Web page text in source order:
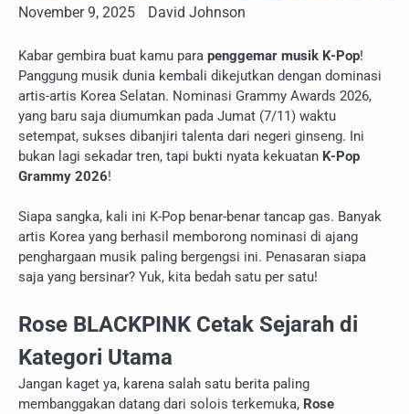
November 9, 2025 David Johnson
Kabar gembira buat kamu para penggemar musik K-Pop!
Panggung musik dunia kembali dikejutkan dengan dominasi
artis-artis Korea Selatan. Nominasi Grammy Awards 2026,
yang baru saja diumumkan pada Jumat (7/11) waktu
setempat, sukses dibanjiri talenta dari negeri ginseng. Ini
bukan lagi sekadar tren, tapi bukti nyata kekuatan K-Pop
Grammy 2026!
Siapa sangka, kali ini K-Pop benar-benar tancap gas. Banyak
artis Korea yang berhasil memborong nominasi di ajang
penghargaan musik paling bergengsi ini. Penasaran siapa
saja yang bersinar? Yuk, kita bedah satu per satu!
Rose BLACKPINK Cetak Sejarah di
Kategori Utama
Jangan kaget ya, karena salah satu berita paling
membanggakan datang dari solois terkemuka, Rose